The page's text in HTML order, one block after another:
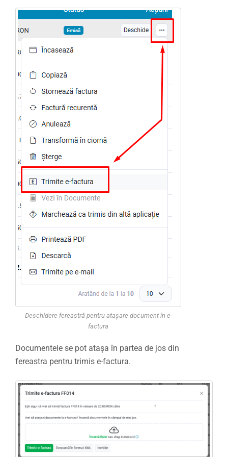
Deschidere fereastră pentru atașare document în e-
factura
Documentele se pot atașa în partea de jos din
fereastra pentru trimis e-factura.